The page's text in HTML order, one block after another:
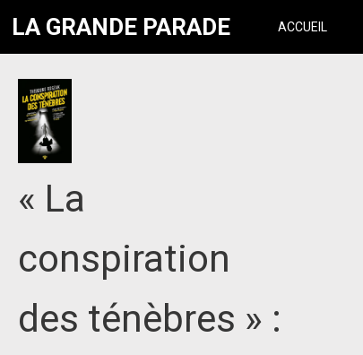
LA GRANDE PARADE ACCUEIL
« La
conspiration
des ténèbres » :